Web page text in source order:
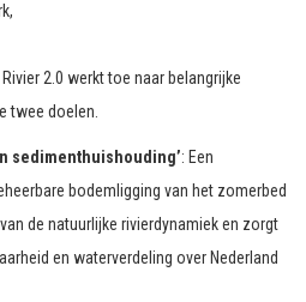
2.0 werkt toe naar belangrijke
twee doelen.
sedimenthuishouding’: Een
bodemligging van het zomerbed
de natuurlijke rivierdynamiek en zorgt
en waterverdeling over Nederland